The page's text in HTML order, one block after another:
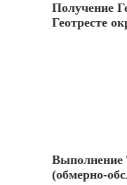
Получение
Геотресте
Выполнение
(обмерно-